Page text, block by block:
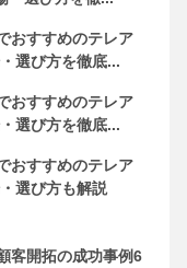
おすすめのテレア
選び方を徹底...
おすすめのテレア
選び方を徹底...
おすすめのテレア
選び方も解説
客開拓の成功事例6